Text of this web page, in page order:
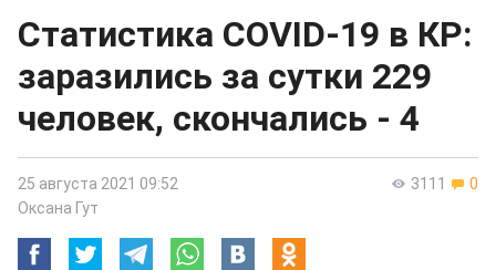
Статистика COVID-19 в КР:
заразились за сутки 229
человек, скончались - 4
3111 0
25 августа 2021 09:52
Оксана Гут